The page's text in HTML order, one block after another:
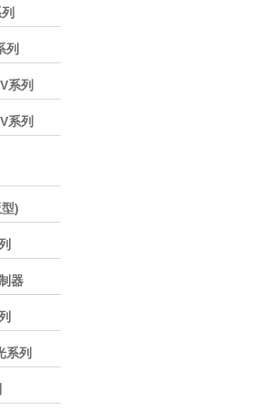
列
系列
系列
)
器
系列